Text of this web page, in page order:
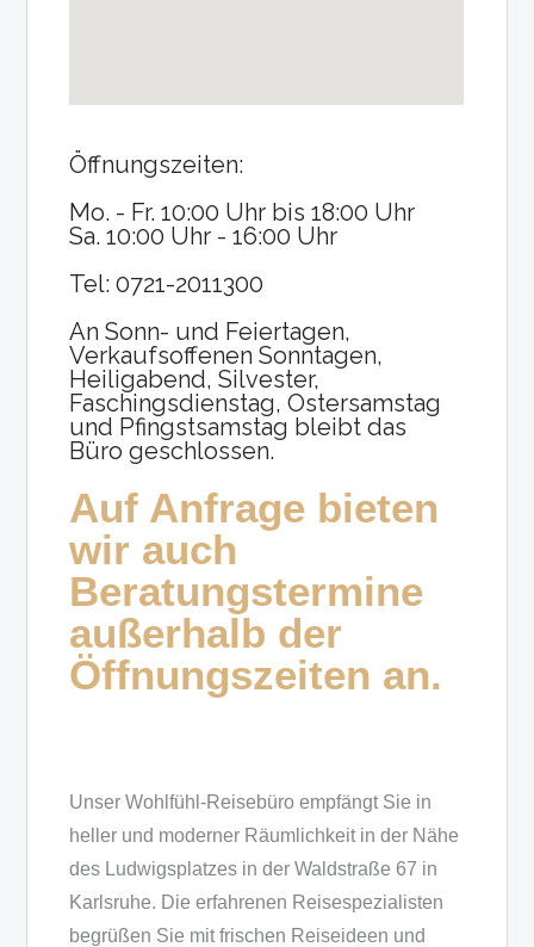
Öffnungszeiten:
Mo. - Fr. 10:00 Uhr bis 18:00 Uhr
Sa. 10:00 Uhr - 16:00 Uhr
Tel: 0721-2011300
An Sonn- und Feiertagen,
Verkaufsoffenen Sonntagen,
Heiligabend, Silvester,
Faschingsdienstag, Ostersamstag
und Pfingstsamstag bleibt das
Büro geschlossen.
Auf Anfrage bieten
wir auch
Beratungstermine
außerhalb der
Öffnungszeiten an.
Unser Wohlfühl-Reisebüro empfängt Sie in
heller und moderner Räumlichkeit in der Nähe
des Ludwigsplatzes in der Waldstraße 67 in
Karlsruhe. Die erfahrenen Reisespezialisten
begrüßen Sie mit frischen Reiseideen und